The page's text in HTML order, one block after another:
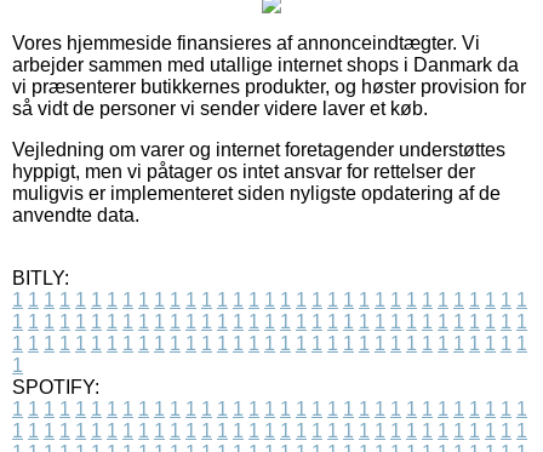
Vores hjemmeside finansieres af annonceindtægter. Vi
arbejder sammen med utallige internet shops i Danmark da
vi præsenterer butikkernes produkter, og høster provision for
så vidt de personer vi sender videre laver et køb.
Vejledning om varer og internet foretagender understøttes
hyppigt, men vi påtager os intet ansvar for rettelser der
muligvis er implementeret siden nyligste opdatering af de
anvendte data.
BITLY:
1 1 1 1 1 1 1 1 1 1 1 1 1 1 1 1 1 1 1 1 1 1 1 1 1 1 1 1 1 1 1 1 1
1 1 1 1 1 1 1 1 1 1 1 1 1 1 1 1 1 1 1 1 1 1 1 1 1 1 1 1 1 1 1 1 1
1 1 1 1 1 1 1 1 1 1 1 1 1 1 1 1 1 1 1 1 1 1 1 1 1 1 1 1 1 1 1 1 1
1
SPOTIFY:
1 1 1 1 1 1 1 1 1 1 1 1 1 1 1 1 1 1 1 1 1 1 1 1 1 1 1 1 1 1 1 1 1
1 1 1 1 1 1 1 1 1 1 1 1 1 1 1 1 1 1 1 1 1 1 1 1 1 1 1 1 1 1 1 1 1